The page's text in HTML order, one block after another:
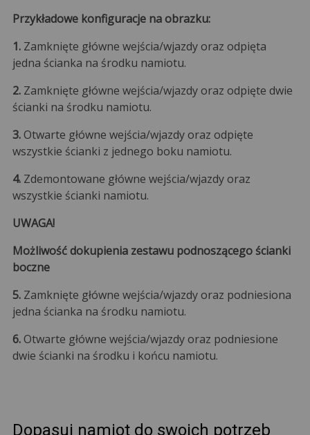
Przykładowe konfiguracje na obrazku:
1.Zamknięte główne wejścia/wjazdy oraz odpięta
jedna ścianka na środku namiotu.
2.Zamknięte główne wejścia/wjazdy oraz odpięte dwie
ścianki na środku namiotu.
3.Otwarte główne wejścia/wjazdy oraz odpięte
wszystkie ścianki z jednego boku namiotu.
4.Zdemontowane główne wejścia/wjazdy oraz
wszystkie ścianki namiotu.
UWAGA!
Możliwość dokupienia zestawu podnoszącego ścianki
boczne
5. Zamknięte główne wejścia/wjazdy oraz podniesiona
jedna ścianka na środku namiotu.
6.Otwarte główne wejścia/wjazdy oraz podniesione
dwie ścianki na środku i końcu namiotu.
Dopasuj namiot do swoich potrzeb